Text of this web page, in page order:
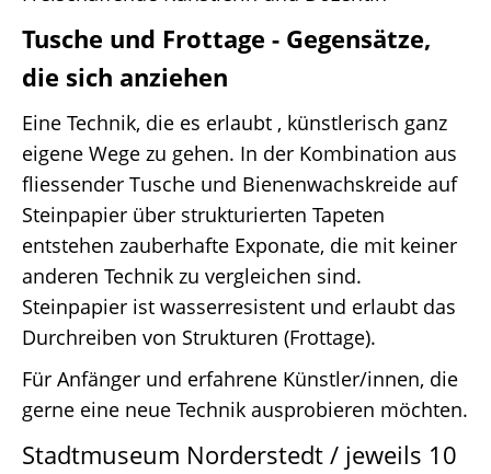
Tusche und Frottage - Gegensätze,
die sich anziehen
Eine Technik, die es erlaubt , künstlerisch ganz
eigene Wege zu gehen. In der Kombination aus
fliessender Tusche und Bienenwachskreide auf
Steinpapier über strukturierten Tapeten
entstehen zauberhafte Exponate, die mit keiner
anderen Technik zu vergleichen sind.
Steinpapier ist wasserresistent und erlaubt das
Durchreiben von Strukturen (Frottage).
Für Anfänger und erfahrene Künstler/innen, die
gerne eine neue Technik ausprobieren möchten.
Stadtmuseum Norderstedt / jeweils 10